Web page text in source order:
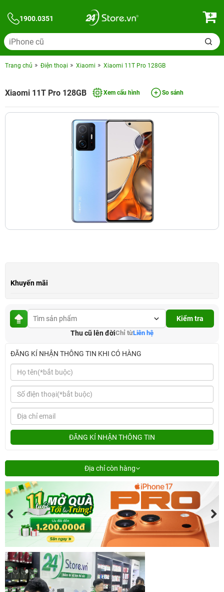
1900.0351
Trang chủ Điện thoại Xiaomi Xiaomi 11T Pro 128GB
Xiaomi 11T Pro 128GB Xem cấu hình So sánh
Khuyến mãi
Kiểm tra
Thu cũ lên đờiChỉ từLiên hệ
ĐĂNG KÍ NHẬN THÔNG TIN KHI CÓ HÀNG
ĐĂNG KÍ NHẬN THÔNG TIN
Địa chỉ còn hàng